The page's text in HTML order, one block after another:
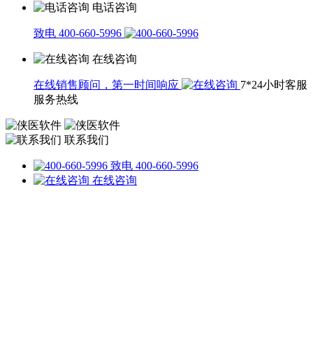
电话咨询
致电 400-660-5996
在线咨询
在线销售顾问，第一时间响应
7*24小时客服
服务热线
联系我们
致电 400-660-5996
在线咨询